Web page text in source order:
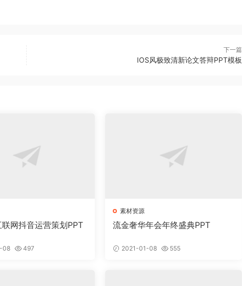
下一篇
IOS风极致清新论文答辩PPT模板
网抖音运营策划PPT
08 497
素材资源
流金奢华年会年终盛典PPT
2021-01-08 555